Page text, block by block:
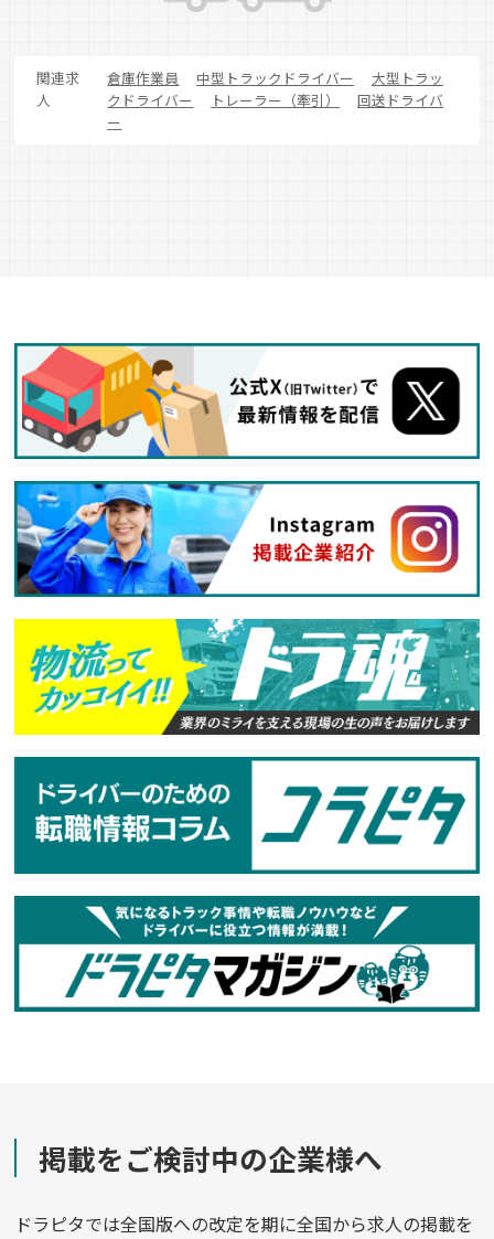
関連求
人
倉庫作業員 中型トラックドライバー
大型トラッ
クドライバー
トレーラー（牽引）
回送ドライバ
ー
掲載をご検討中の企業様へ
ドラピタでは全国版への改定を期に全国から求人の掲載を